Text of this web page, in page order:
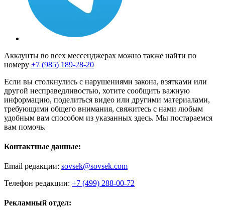
Аккаунты во всех мессенджерах можно также найти по
номеру +7 (985) 189-28-20
Если вы столкнулись с нарушениями закона, взятками или
другой несправедливостью, хотите сообщить важную
информацию, поделиться видео или другими материалами,
требующими общего внимания, свяжитесь с нами любым
удобным вам способом из указанных здесь. Мы постараемся
вам помочь.
Контактные данные:
Email редакции: sovsek@sovsek.com
Телефон редакции: +7 (499) 288-00-72
Рекламный отдел: